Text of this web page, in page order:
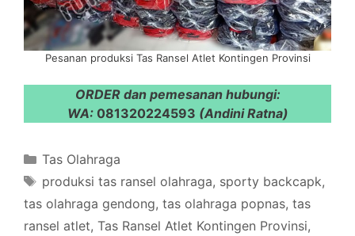
Pesanan produksi Tas Ransel Atlet Kontingen Provinsi
ORDER dan pemesanan hubungi:
WA: 081320224593 (Andini Ratna)
Categories
Tas Olahraga
Tags
produksi tas ransel olahraga, sporty backcapk,
tas olahraga gendong, tas olahraga popnas, tas
ransel atlet, Tas Ransel Atlet Kontingen Provinsi,